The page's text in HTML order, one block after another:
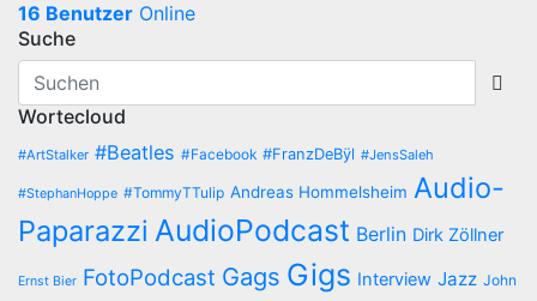
16 Benutzer Online
Suche
Wortecloud
#ArtStalker #Beatles #Facebook #FranzDeBÿl #JensSaleh
#StephanHoppe #TommyTTulip Andreas Hommelsheim Audio-
Paparazzi AudioPodcast Berlin Dirk Zöllner
Ernst Bier FotoPodcast Gags Gigs Interview Jazz John